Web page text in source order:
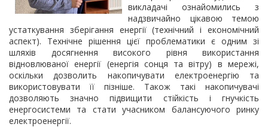
викладачі ознайомились з
надзвичайно цікавою темою
устаткування зберігання енергії (технічний і економічний
аспект). Технічне рішення цієї проблематики є одним зі
шляхів досягнення високого рівня використання
відновлюваної енергії (енергія сонця та вітру) в мережі,
оскільки дозволить накопичувати електроенергію та
використовувати її пізніше. Також такі накопичувачі
дозволяють значно підвищити стійкість і гнучкість
енергосистеми та стати учасником балансуючого ринку
електроенергії.